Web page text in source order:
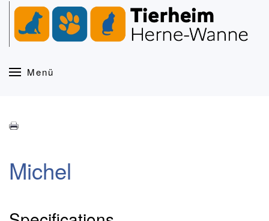
Zum Hauptinhalt springen
Menü
Michel